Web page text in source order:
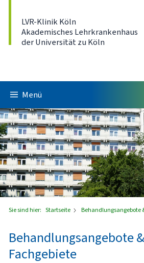
LVR-Klinik Köln
Akademisches Lehrkrankenhaus
der Universität zu Köln
Menü
Sie sind hier: Startseite Behandlungsangebote
Behandlungsangebote &
Fachgebiete